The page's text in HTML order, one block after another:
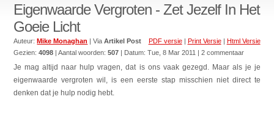
Eigenwaarde Vergroten - Zet Jezelf In Het
Goeie Licht
PDF versie| Print Versie| Html Versie
Auteur:Mike Monaghan | ViaArtikel Post
Gezien:4098 | Aantal woorden:507 | Datum:Tue, 8 Mar 2011 | 2 commentaar
Je mag altijd naar hulp vragen, dat is ons vaak gezegd. Maar als je je
eigenwaarde vergroten wil, is een eerste stap misschien niet direct te
denken dat je hulp nodig hebt.